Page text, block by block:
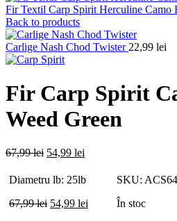
Fir Textil Carp Spirit Herculine Camo
Back to products
Carlige Nash Chod Twister 22,99 lei
Fir Carp Spirit
Weed Green
67,99lei Prețul
a
67,99 lei.
54,99 lei
este:
Diametru lb: 25lb
67,99lei Prețul
54,99 lei În stoc
SKU: